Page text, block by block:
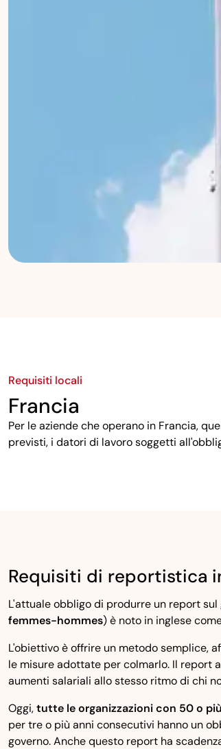
Requisiti locali
Francia
Per le aziende che operano in Francia,
previsti, i datori di lavoro soggetti
Requisiti di reportistica
L'attuale obbligo di produrre un report
femmes-hommes) è noto in inglese
L'obiettivo è offrire un metodo semplice,
le misure adottate per colmarlo. Il report
aumenti salariali allo stesso ritmo di chi
Oggi,tutte le organizzazioni con 50 o
per tre o più anni consecutivi hanno un
governo. Anche questo report ha